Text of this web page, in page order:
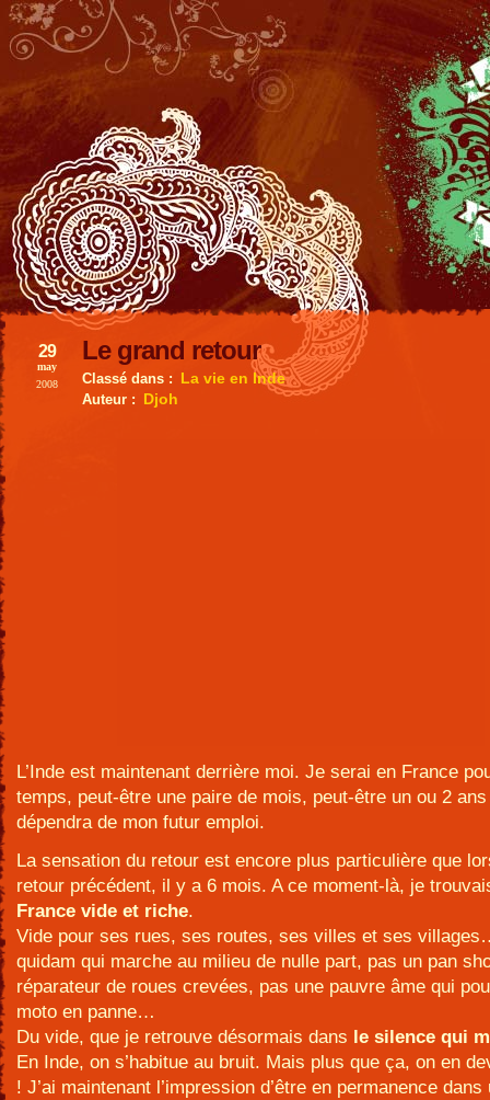
Le grand retour
29
may
2008
Classé dans : La vie en Inde
Auteur : Djoh
L’Inde est maintenant derrière moi. Je serai en France
temps, peut-être une paire de mois, peut-être un ou 2
dépendra de mon futur emploi.
La sensation du retour est encore plus particulière que
retour précédent, il y a 6 mois. A ce moment-là, je
France vide et riche.
Vide pour ses rues, ses routes, ses villes et ses
quidam qui marche au milieu de nulle part, pas un pan
réparateur de roues crevées, pas une pauvre âme qui
moto en panne…
Du vide, que je retrouve désormais dans le silence qui
En Inde, on s’habitue au bruit. Mais plus que ça, on en
! J’ai maintenant l’impression d’être en permanence dans